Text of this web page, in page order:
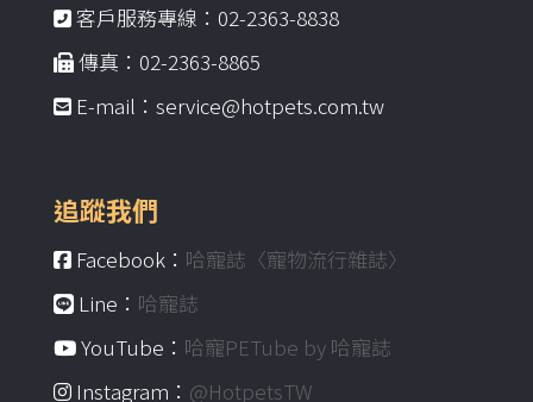
客戶服務專線：02-2363-8838
傳真：02-2363-8865
E-mail：service@hotpets.com.tw
追蹤我們
Facebook： 哈寵誌〈寵物流行雜誌〉
Line： 哈寵誌
YouTube： 哈寵PETube by 哈寵誌
Instagram： @HotpetsTW